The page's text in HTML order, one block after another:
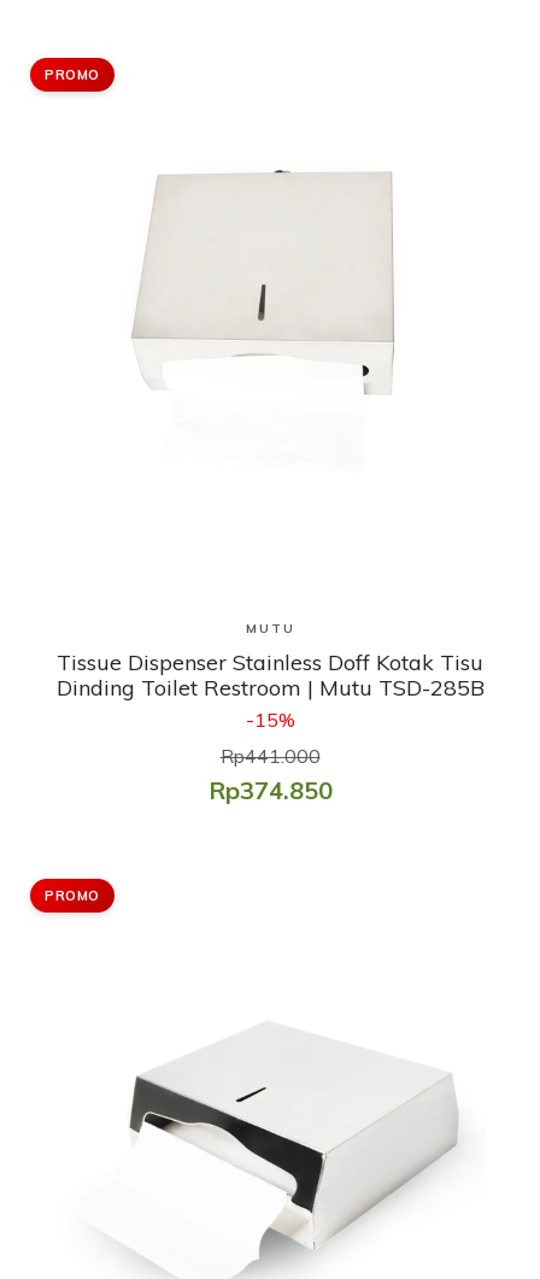
PROMO
Lihat Produk
MUTU
Tissue Dispenser Stainless Doff Kotak Tisu
Dinding Toilet Restroom | Mutu TSD-285B
-15%
Rp441.000
Rp374.850
PROMO